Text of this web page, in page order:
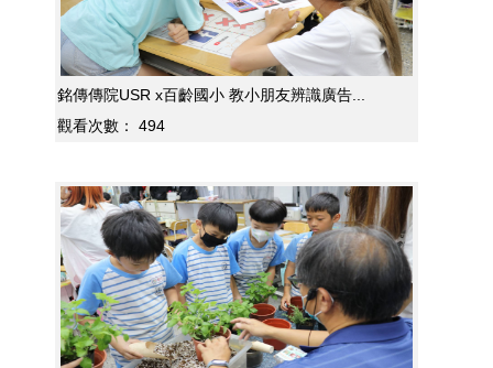
銘傳傳院USR x百齡國小 教小朋友辨識廣告...
觀看次數：
494